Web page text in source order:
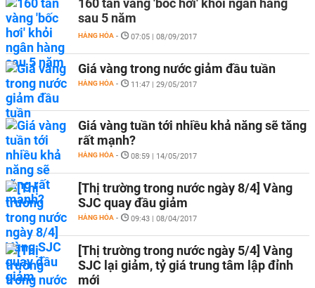
160 tấn vàng 'bốc hơi' khỏi ngân hàng
sau 5 năm
HÀNG HÓA - 07:05 | 08/09/2017
Giá vàng trong nước giảm đầu tuần
HÀNG HÓA - 11:47 | 29/05/2017
Giá vàng tuần tới nhiều khả năng sẽ tăng
rất mạnh?
HÀNG HÓA - 08:59 | 14/05/2017
[Thị trường trong nước ngày 8/4] Vàng
SJC quay đầu giảm
HÀNG HÓA - 09:43 | 08/04/2017
[Thị trường trong nước ngày 5/4] Vàng
SJC lại giảm, tỷ giá trung tâm lập đỉnh
mới